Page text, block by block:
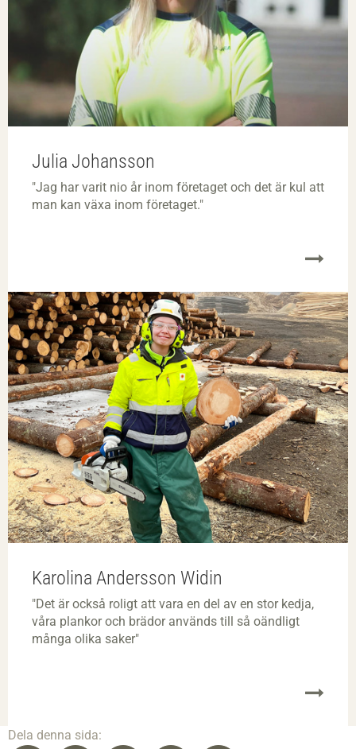
Julia Johansson
"Jag har varit nio år inom företaget och det är kul att
man kan växa inom företaget."
Karolina Andersson Widin
"Det är också roligt att vara en del av en stor kedja,
våra plankor och brädor används till så oändligt
många olika saker"
Dela denna sida: